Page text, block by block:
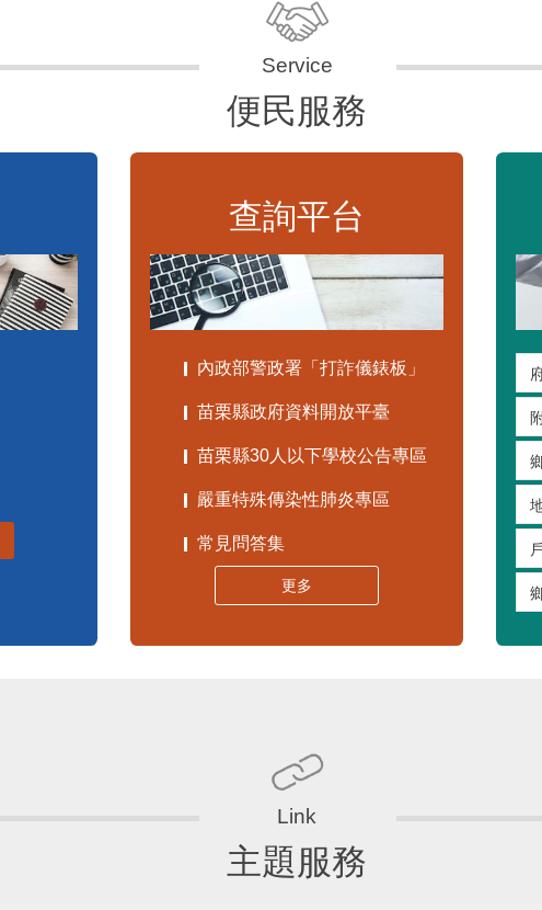
便民服務
查詢平台
內政部警政署「打詐儀錶板」
苗栗縣政府資料開放平臺
苗栗縣30人以下學校公告專區
嚴重特殊傳染性肺炎專區
常見問答集
更多
主題服務